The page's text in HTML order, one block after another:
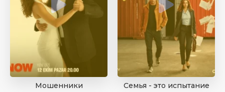
Мошенники Семья - это испытание